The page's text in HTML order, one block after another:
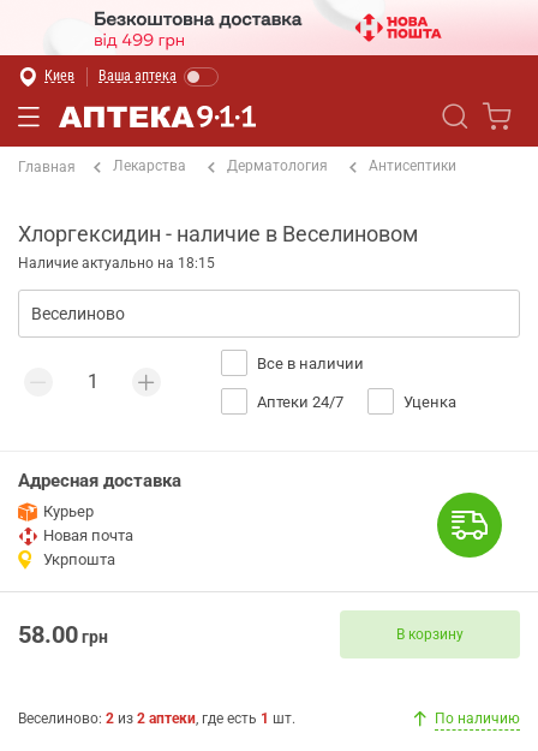
Киев Ваша аптека
Главная Лекарства Дерматология Антисептики
Хлоргексидин - наличие в Веселиновом
Наличие актуально на 18:15
Все в наличии
Аптеки 24/7 Уценка
Адресная доставка
Курьер
Новая почта
Укрпошта
58.00грн В корзину
Веселиново: 2 из 2 аптеки, где есть 1 шт. По наличию